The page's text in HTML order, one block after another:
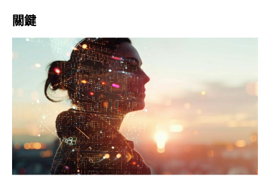
關鍵